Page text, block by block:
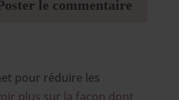
pour réduire les
plus sur la façon dont